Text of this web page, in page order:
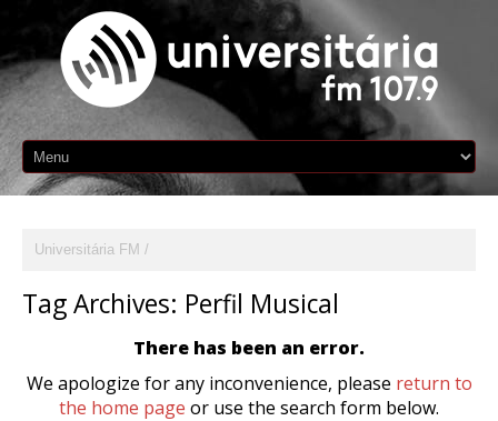
Universitária FM
Tag Archives: Perfil Musical
There has been an error.
We apologize for any inconvenience, please return to
the home page or use the search form below.